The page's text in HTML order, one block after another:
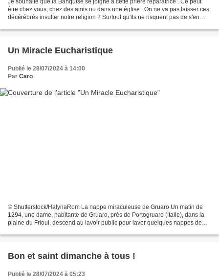
être chez vous, chez des amis ou dans une église . On ne va pas laisser ces
décérébrés insulter notre religion ? Surtout qu'ils ne risquent pas de s'en
Un Miracle Eucharistique
Publié le 28/07/2024 à 14:00
Par Caro
© Shutterstock/HalynaRom La nappe miraculeuse de Gruaro Un matin de
1294, une dame, habitante de Gruaro, près de Portogruaro (Italie), dans la
plaine du Frioul, descend au lavoir public pour laver quelques nappes de
Bon et saint dimanche à tous !
Publié le 28/07/2024 à 05:23